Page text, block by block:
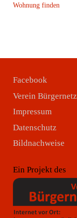
Wohnung finden
Facebook
Verein Bürgernetz
Impressum
Datenschutz
Bildnachweise
Ein Projekt des